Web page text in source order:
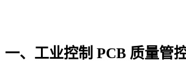
一、工业控制 PCB 质量管